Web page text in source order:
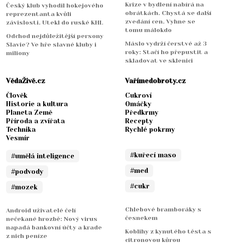
Český klub vyhodil hokejového
reprezentanta kvůli
závislosti. Utekl do ruské KHL
Odchod nejdůležitější persony
Slavie? Ve hře slavné kluby i
miliony
Krize v bydlení nabírá na
obrátkách. Chystá se další
zvedání cen. Vyhne se
tomu málokdo
Máslo vydrží čerstvé až 3
roky: Stačí ho přepustit a
skladovat ve sklenici
VědaŽivě.cz
Člověk
Historie a kultura
Planeta Země
Příroda a zvířata
Technika
Vesmír
#umělá inteligence
#podvody
#mozek
Android uživatelé čelí
nečekané hrozbě: Nový virus
napadá bankovní účty a krade
z nich peníze
Vařímedobroty.cz
Cukroví
Omáčky
Předkrmy
Recepty
Rychlé pokrmy
#kuřecí maso
#med
#cukr
Chlebové bramboráky s
česnekem
Koblihy z kynutého těsta s
citronovou kůrou